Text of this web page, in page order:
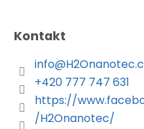
Kontakt
info@
+420 777 747 631
https://
/H2Onanotec/